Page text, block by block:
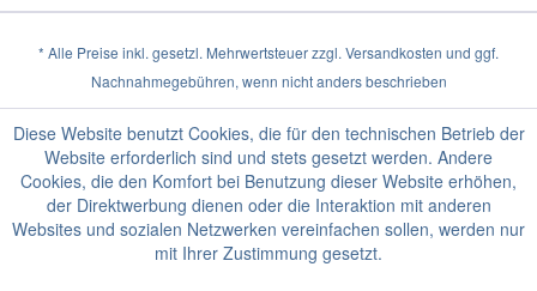
* Alle Preise inkl. gesetzl. Mehrwertsteuer zzgl. Versandkosten und ggf.
Nachnahmegebühren, wenn nicht anders beschrieben
Diese Website benutzt Cookies, die für den technischen Betrieb der
Website erforderlich sind und stets gesetzt werden. Andere
Cookies, die den Komfort bei Benutzung dieser Website erhöhen,
der Direktwerbung dienen oder die Interaktion mit anderen
Websites und sozialen Netzwerken vereinfachen sollen, werden nur
mit Ihrer Zustimmung gesetzt.